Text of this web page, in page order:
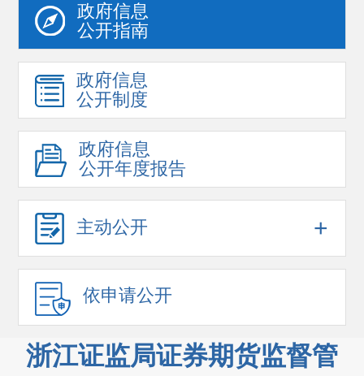
政府信息
公开指南
政府信息
公开制度
政府信息
公开年度报告
主动公开 +
依申请公开
浙江证监局证券期货监督管